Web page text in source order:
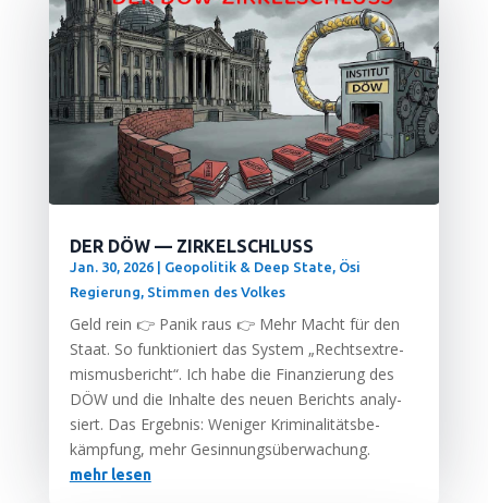
DER DÖW — ZIRKELSCHLUSS
Jan. 30, 2026| Geopolitik & Deep State, Ösi
Regierung, Stimmen des Volkes
Geld rein 👉 Panik raus 👉 Mehr Macht für den
Staat. So funk­tio­niert das Sys­tem „Rechts­extre­
mis­mus­be­richt“. Ich habe die Finan­zie­rung des
DÖW und die Inhal­te des neu­en Berichts ana­ly­
siert. Das Ergeb­nis: Weni­ger Kri­mi­na­li­täts­be­
kämp­fung, mehr Gesinnungsüberwachung.
mehr lesen